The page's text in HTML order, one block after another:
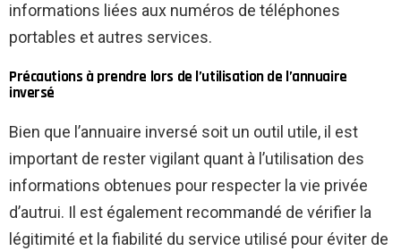
informations liées aux numéros de téléphones
portables et autres services.
Précautions à prendre lors de l’utilisation de l’annuaire
inversé
Bien que l’annuaire inversé soit un outil utile, il est
important de rester vigilant quant à l’utilisation des
informations obtenues pour respecter la vie privée
d’autrui. Il est également recommandé de vérifier la
légitimité et la fiabilité du service utilisé pour éviter de